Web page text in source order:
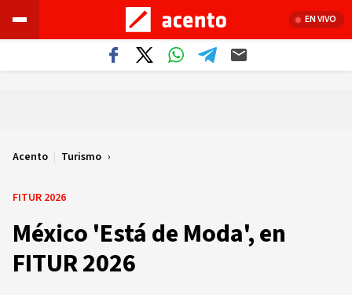
EN VIVO
Acento | Turismo
FITUR 2026
México 'Está de Moda', en
FITUR 2026